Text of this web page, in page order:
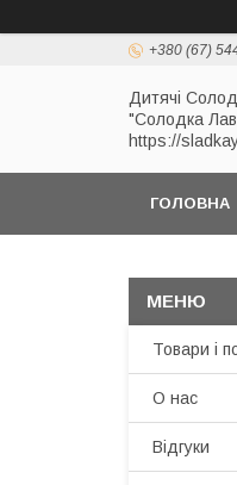
+380 (67)
Дитячі
"Солодка
https://
ГОЛОВНА
Товари і
О нас
Відгуки